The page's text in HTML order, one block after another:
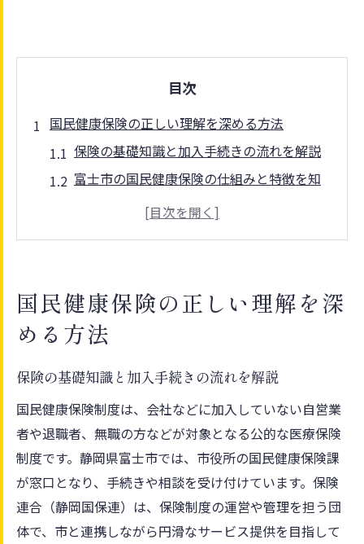
目次
国民健康保険の正しい理解を深める方法
保険の基礎知識と加入手続きの流れを解説
富士市の国民健康保険の仕組みと特徴を知
保険連合が支える富士市の制度全体像
保険連合が担う富士市の保険制度の全体像
国民健康保険と保険連合の役割の違いを整
行政サービスと保険の連携ポイントを解説
保険連合の運営体制と公式窓口の活用方法
富士市役所国民健康保険課の相談方法とは
保険料計算を詳しく知りたいあなたへ
保険料の基本構成と計算ロジックの全体像
国民健康保険の正しい理解を深
める方法
保険の基礎知識と加入手続きの流れを解説
国民健康保険制度は、会社などに加入していない自営業
者や退職者、無職の方などが対象となる公的な医療保険
制度です。静岡県富士市では、市役所の国民健康保険課
が窓口となり、手続きや相談を受け付けています。保険
連合（静岡国保連）は、保険制度の運営や管理を担う団
体で、市と連携しながら円滑なサービス提供を目指して